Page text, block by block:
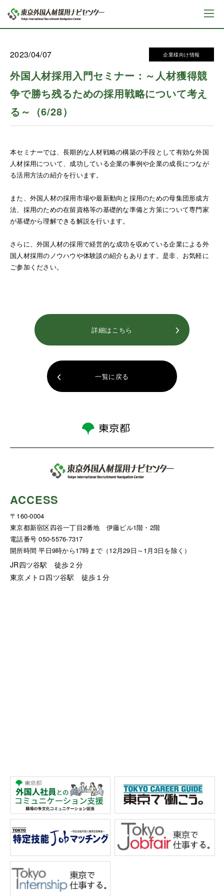
企業様向け情報
2023/04/07
外国人材採用入門セミナー：～人材獲得競
争で勝ち残るための採用戦略について考え
る～（6/28）
本セミナーでは、長期的な人材戦略の構築の手段として有効な外国
人材採用について、成功している企業の事例や企業の成長につなが
る活用方法の紹介を行います。
また、外国人材の採用市場や最新動向と採用のための母集団形成方
法、採用のための在留資格等の基礎的な準備と方策について専門家
が基礎から理解できる解説を行います。
さらに、外国人材の採用で経営的な成功を収めている企業による外
国人材採用のノウハウや体験談の紹介もあります。是非、お気軽に
ご参加ください。
詳細はこちら
一覧に戻る
ACCESS
〒160-0004
東京都新宿区四谷一丁目2番地 伊藤ビル1階・2階
電話番号 050-5576-7317
開所時間 平日9時から17時まで（12月29日～1月3日を除く）
JR四ツ谷駅 徒歩２分
東京メトロ四ツ谷駅 徒歩１分